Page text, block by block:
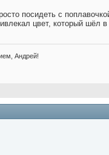
посидеть с
цвет, который шёл
Андрей!